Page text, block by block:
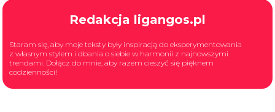
Redakcja ligangos.pl
Staram się, aby moje teksty były inspiracją do eksperymentowania
z własnym stylem i dbania o siebie w harmonii z najnowszymi
trendami. Dołącz do mnie, aby razem cieszyć się pięknem
codzienności!